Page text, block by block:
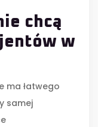
chcą
w
ma łatwego
samej